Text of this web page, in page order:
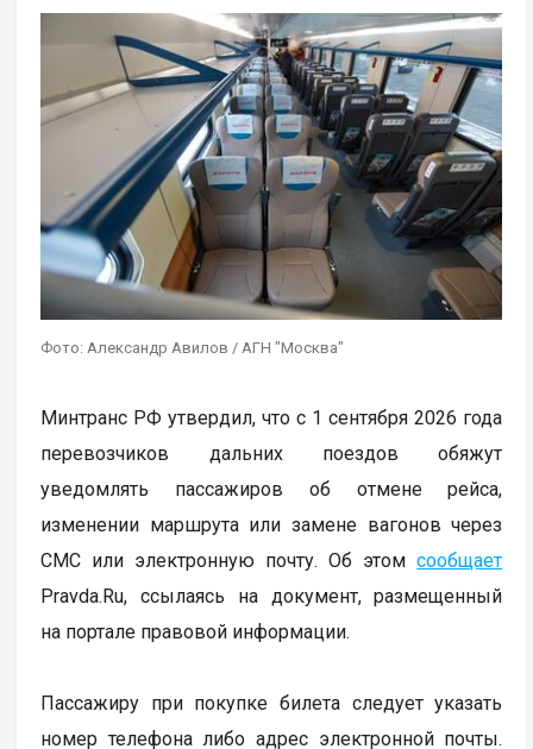
Фото: Александр Авилов / АГН "Москва"
Минтранс РФ утвердил, что с 1 сентября 2026 года
перевозчиков дальних поездов обяжут
уведомлять пассажиров об отмене рейса,
изменении маршрута или замене вагонов через
СМС или электронную почту. Об этомсообщает
Pravda.Ru, ссылаясь на документ, размещенный
на портале правовой информации.
Пассажиру при покупке билета следует указать
номер телефона либо адрес электронной почты.